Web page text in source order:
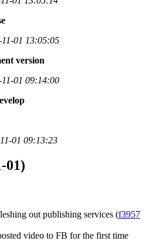
01 13:05:05
version
01 09:14:00
01 09:13:23
01)
out publishing services (f3957
video to FB for the first time